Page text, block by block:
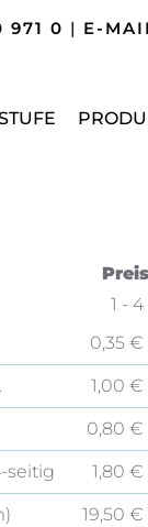
971 0 | E-
1 - 4
0,35 €
1,00 €
0,80 €
seitig 1,80 €
19,50 €